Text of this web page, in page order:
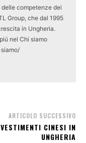
competenze dei
Group, che dal 1995
in Ungheria.
nel Chi siamo
ARTICOLO SUCCESSIVO
CINESI IN
UNGHERIA